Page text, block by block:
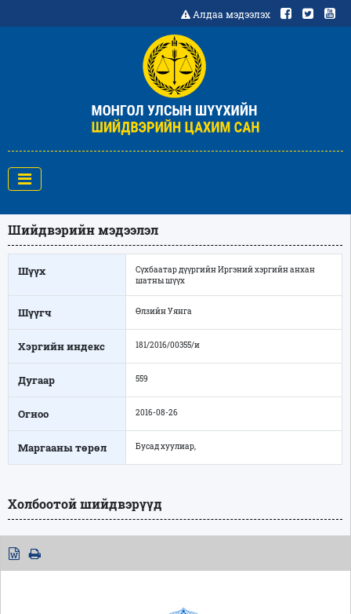
Алдаа мэдээлэх
Шийдвэрийн мэдээлэл
Шүүх
Сүхбаатар дүүргийн Иргэний хэргийн анхан
шатны шүүх
Шүүгч Өлзийн Уянга
Хэргийн индекс 181/2016/00355/и
Дугаар 559
Огноо 2016-08-26
Маргааны төрөл Бусад хуулиар,
Холбоотой шийдвэрүүд